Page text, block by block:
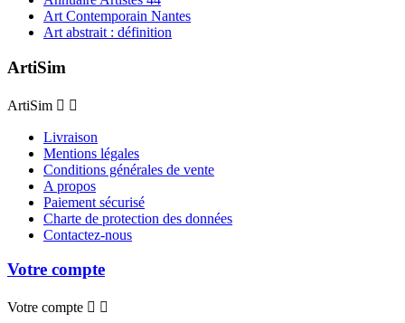
Art Contemporain Nantes
Art abstrait : définition
ArtiSim
ArtiSim  
Livraison
Mentions légales
Conditions générales de vente
A propos
Paiement sécurisé
Charte de protection des données
Contactez-nous
Votre compte
Votre compte  